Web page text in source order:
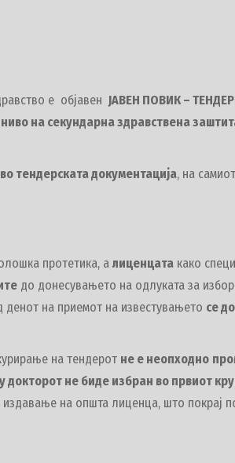
е објавен ЈАВЕН ПОВИК –
на секундарна здравствена
тендерската документација, на
протетика, а лиценцата како
до донесувањето на одлуката за
денот на приемот на известувањето се
на тендерот не е неопходно
докторот не биде избран во првиот
на општа лиценца, што покрај